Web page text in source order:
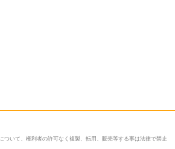
いて、権利者の許可なく複製、転用、販売等する事は法律で禁止